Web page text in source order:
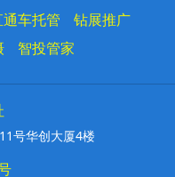
通车托管
钻展推广
智投管家
号华创大厦4楼